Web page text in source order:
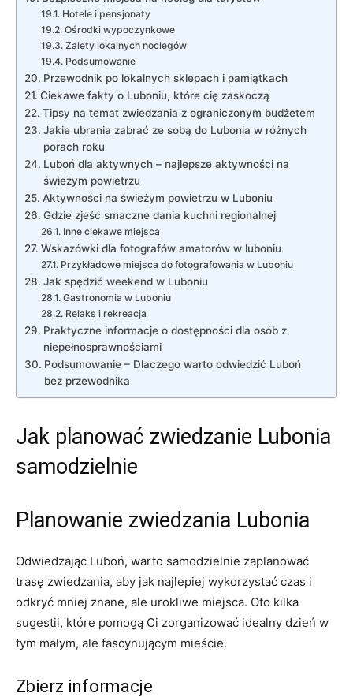
Hotele i pensjonaty
Ośrodki wypoczynkowe
Zalety lokalnych noclegów
Podsumowanie
Przewodnik po lokalnych sklepach i pamiątkach
Ciekawe fakty o Luboniu, które cię zaskoczą
Tipsy na temat zwiedzania z ograniczonym budżetem
Jakie ubrania zabrać ze sobą do Lubonia w różnych
porach roku
Luboń dla aktywnych – najlepsze aktywności na
świeżym powietrzu
Aktywności na świeżym powietrzu w Luboniu
Gdzie zjeść smaczne dania kuchni regionalnej
Inne ciekawe miejsca
Wskazówki dla fotografów amatorów w luboniu
Przykładowe miejsca do fotografowania w Luboniu
Jak spędzić weekend w Luboniu
Gastronomia w Luboniu
Relaks i rekreacja
Praktyczne informacje o dostępności dla osób z
niepełnosprawnościami
Podsumowanie – Dlaczego warto odwiedzić Luboń
bez przewodnika
Jak planować zwiedzanie Lubonia
samodzielnie
Planowanie zwiedzania Lubonia
Odwiedzając Luboń, warto samodzielnie zaplanować
trasę zwiedzania, aby jak najlepiej wykorzystać czas i
odkryć mniej znane, ale urokliwe miejsca. Oto kilka
sugestii, które pomogą Ci zorganizować idealny dzień w
tym małym, ale fascynującym mieście.
Zbierz informacje